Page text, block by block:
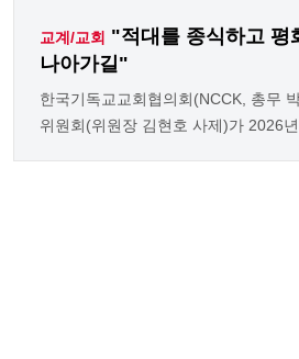
교계/교회 "적대를 종식하고 평
나아가길"
한국기독교교회협의회(NCCK, 총무
위원회(위원장 김현호 사제)가 2026